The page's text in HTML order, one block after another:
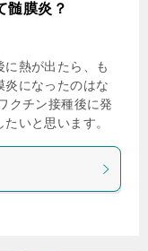
髄膜炎？
に熱が出たら、も
炎になったのはな
クチン接種後に発
いと思います。